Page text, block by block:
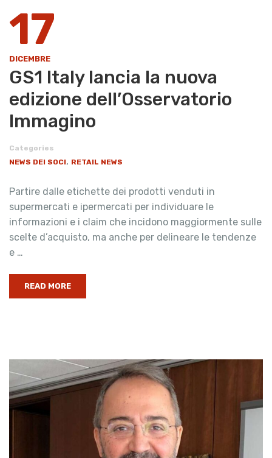
17
DICEMBRE
GS1 Italy lancia la nuova
edizione dell’Osservatorio
Immagino
Categories
NEWS DEI SOCI, RETAIL NEWS
Partire dalle etichette dei prodotti venduti in
supermercati e ipermercati per individuare le
informazioni e i claim che incidono maggiormente sulle
scelte d’acquisto, ma anche per delineare le tendenze
e …
READ MORE